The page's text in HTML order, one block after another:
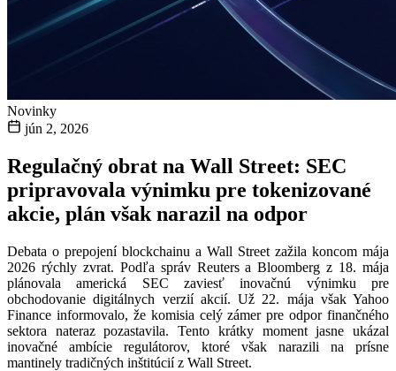
Novinky
jún 2, 2026
Regulačný obrat na Wall Street: SEC
pripravovala výnimku pre tokenizované
akcie, plán však narazil na odpor
Debata o prepojení blockchainu a Wall Street zažila koncom mája
2026 rýchly zvrat. Podľa správ Reuters a Bloomberg z 18. mája
plánovala americká SEC zaviesť inovačnú výnimku pre
obchodovanie digitálnych verzií akcií. Už 22. mája však Yahoo
Finance informovalo, že komisia celý zámer pre odpor finančného
sektora nateraz pozastavila. Tento krátky moment jasne ukázal
inovačné ambície regulátorov, ktoré však narazili na prísne
mantinely tradičných inštitúcií z Wall Street.